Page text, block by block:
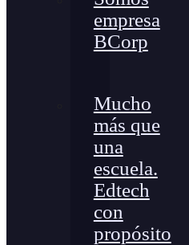
empresa
BCorp
Mucho
más que
una
escuela.
Edtech
con
propósito